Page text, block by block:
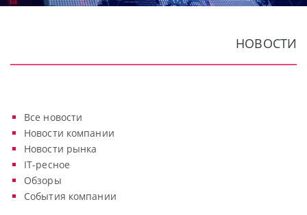
НОВОСТИ
Все новости
Новости компании
Новости рынка
IT-ресное
Обзоры
События компании